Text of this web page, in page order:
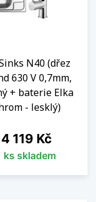
N40 (dřez
630 V 0,7mm,
+ baterie Elka
- lesklý)
Cena
4 119 Kč
ks skladem